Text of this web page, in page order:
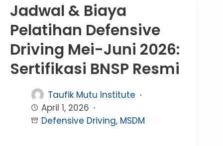
Jadwal & Biaya
Pelatihan Defensive
Driving Mei-Juni 2026:
Sertifikasi BNSP Resmi
Taufik Mutu Institute
April 1, 2026
Defensive Driving, MSDM